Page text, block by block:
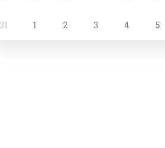
31 1 2 3 4 5